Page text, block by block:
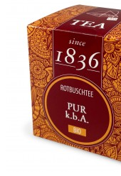
71,25 lei